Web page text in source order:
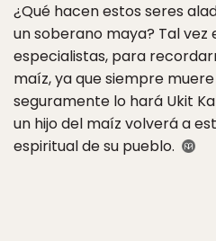
¿Qué hacen estos seres
un soberano maya? Tal vez
especialistas, para
maíz, ya que siempre
seguramente lo hará Ukit
un hijo del maíz volverá a
espiritual de su pueblo.